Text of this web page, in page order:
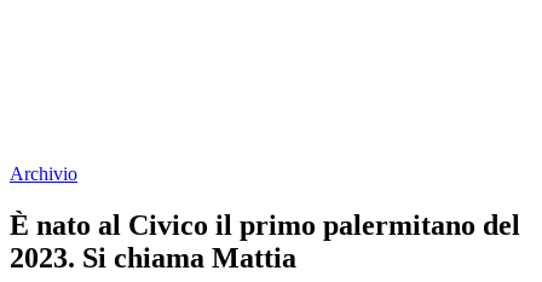
Archivio
È nato al Civico il primo palermitano del
2023. Si chiama Mattia